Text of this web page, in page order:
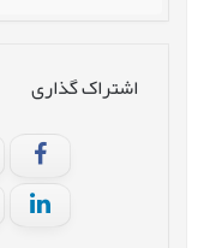
اشتراک گذاری